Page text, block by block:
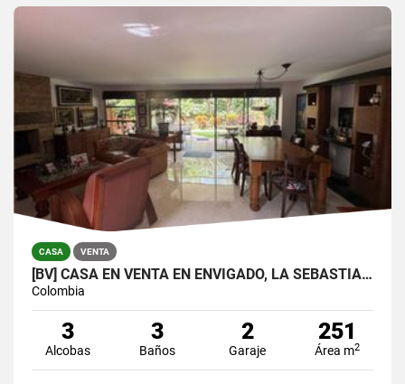
CASA VENTA
[BV] CASA EN VENTA EN ENVIGADO, LA SEBASTIANA
Colombia
3
Alcobas
3
Baños
2
Garaje
251
Área m2